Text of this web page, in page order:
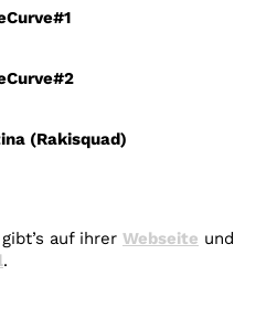
(Rakisquad)
auf ihrer Webseite und
.